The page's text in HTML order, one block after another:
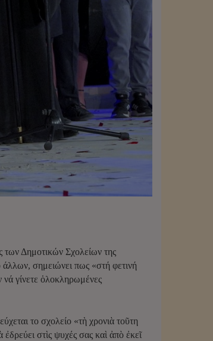
των Δημοτικών Σχολείων της
άλλων, σημειώνει πως «στή φετινή
γίνετε ὁλοκληρωμένες
το σχολείο «τὴ χρονιὰ τοῦτη
στὶς ψυχές σας καὶ ἀπὸ ἐκεῖ